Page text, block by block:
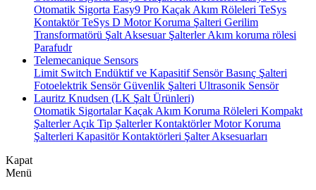
Otomatik Sigorta Easy9 Pro Kaçak Akım Röleleri TeSys
KontaktörTeSys D Motor Koruma Şalteri Gerilim
Transformatörü Şalt Aksesuar ŞalterlerAkım koruma rölesi
Parafudr
Telemecanique Sensors
Limit Switch Endüktif ve Kapasitif SensörBasınç Şalteri
Fotoelektrik SensörGüvenlik Şalteri Ultrasonik Sensör
Lauritz Knudsen (LK Şalt Ürünleri)
Otomatik SigortalarKaçak Akım Koruma Röleleri Kompakt
ŞalterlerAçık Tip ŞalterlerKontaktörlerMotor Koruma
Şalterleri Kapasitör Kontaktörleri Şalter Aksesuarları
Kapat
Menü